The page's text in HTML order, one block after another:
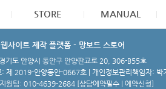
STORE MANUAL
사이트 제작 플랫폼 - 망보드 스토어
기도 안양시 동안구 안양판교로 20, 306-B55호
2019-안양동안-0667호 | 개인정보관리책임자: 박
원팀: 010-4639-2684 [상담예약필수 | 예약신청]